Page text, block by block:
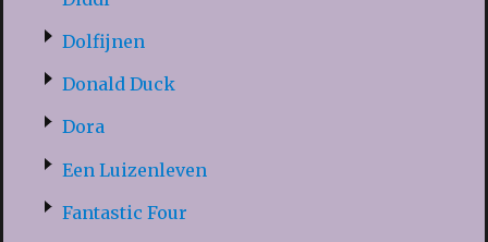
Dolfijnen
Donald Duck
Dora
Een Luizenleven
Fantastic Four